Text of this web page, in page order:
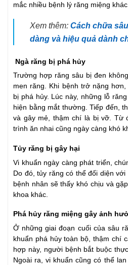
mắc nhiều bệnh lý răng miệng khác.
Xem thêm: Cách chữa
dàng và hiệu quả dành
Ngà răng bị phá hủy
Trường hợp răng sâu bị đen
men răng. Khi bệnh trở nặng
bị phá hủy. Lúc này, những lỗ
hiện bằng mắt thường. Tiếp đến,
và gây mẻ, thậm chí là bị vỡ. Từ
trình ăn nhai cũng ngày càng khó
Tủy răng bị gây hại
Vi khuẩn ngày càng phát triển,
Do đó, tủy răng có thể đối diện
bệnh nhân sẽ thấy khó chịu và
khoa khác.
Phá hủy răng miệng gây ảnh
Ở những giai đoạn cuối của sâu
khuẩn phá hủy toàn bộ, thậm chí
hợp này, người bệnh bắt buộc
Ngoài ra, vi khuẩn cũng có thể